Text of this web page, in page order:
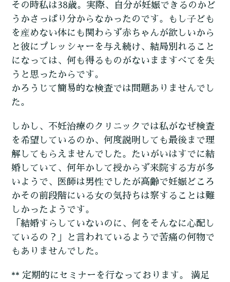
その時私は38歳。実際、自分が妊娠できるのかど
うかさっぱり分からなかったのです。もし子ども
を産めない体にも関わらず赤ちゃんが欲しいから
と彼にプレッシャーを与え続け、結局別れること
になっては、何も得るものがないまますべてを失
うと思ったからです。
かろうじて簡易的な検査では問題ありませんでし
た。
しかし、不妊治療のクリニックでは私がなぜ検査
を希望しているのか、何度説明しても最後まで理
解してもらえませんでした。たいがいはすでに結
婚していて、何年かして授からず来院する方が多
いようで、医師は男性でしたが高齢で妊娠どころ
かその前段階にいる女の気持ちは察することは難
しかったようです。
「結婚すらしていないのに、何をそんなに心配し
ているの？」と言われているようで苦痛の何物で
もありませんでした。
** 定期的にセミナーを行なっております。 満足